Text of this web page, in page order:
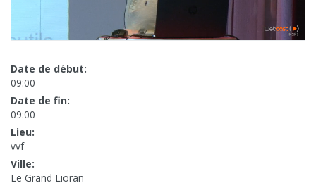
Date de début:
09:00
Date de fin:
09:00
Lieu:
vvf
Ville:
Le Grand Lioran